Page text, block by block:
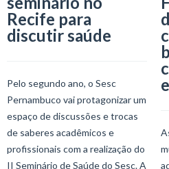
Recife para
discutir saúde
Pelo segundo ano, o Sesc
Pernambuco vai protagonizar um
espaço de discussões e trocas
de saberes acadêmicos e
profissionais com a realização do
II Seminário de Saúde do Sesc. A